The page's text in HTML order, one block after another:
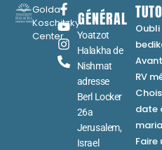
Golda
Koschitzky
Center
GÉNÉRAL
Yoatzot
Halakha de
Nishmat
adresse
Berl Locker
26a
Jerusalem,
Israel
RV
date
Faire